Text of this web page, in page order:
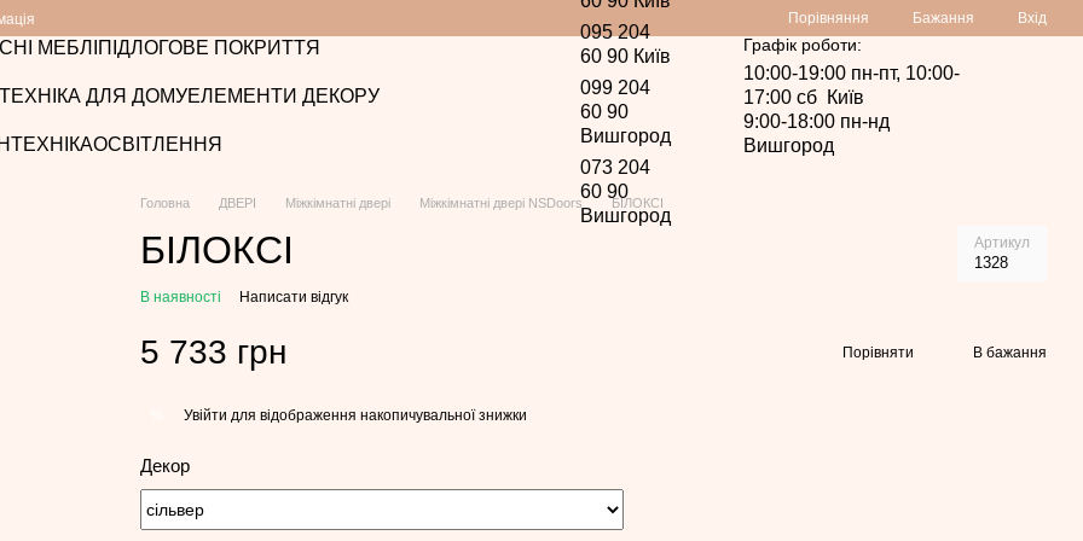
Порівняння Бажання Вхід
МЕБЛІ ПІДЛОГОВЕ ПОКРИТТЯ
ТЕХНІКА ДЛЯ ДОМУЕЛЕМЕНТИ ДЕКОРУ
ОСВІТЛЕННЯ
095 204
60 90 Київ
099 204
60 90
Вишгород
073 204
60 90
Вишгород
Графік роботи:
10:00-19:00 пн-пт, 10:00-
17:00 сб Київ
9:00-18:00 пн-нд
Вишгород
Головна ДВЕРІ Міжкімнатні двері Міжкімнатні двері NSDoors БІЛОКСІ
БІЛОКСІ Артикул
1328
В наявності Написати відгук
5 733 грн Порівняти В бажання
Увійти для відображення накопичувальної знижки
Декор